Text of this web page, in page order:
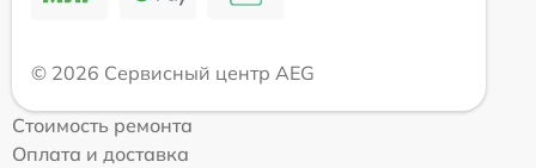
© 2026 Сервисный центр AEG
Стоимость ремонта
Оплата и доставка